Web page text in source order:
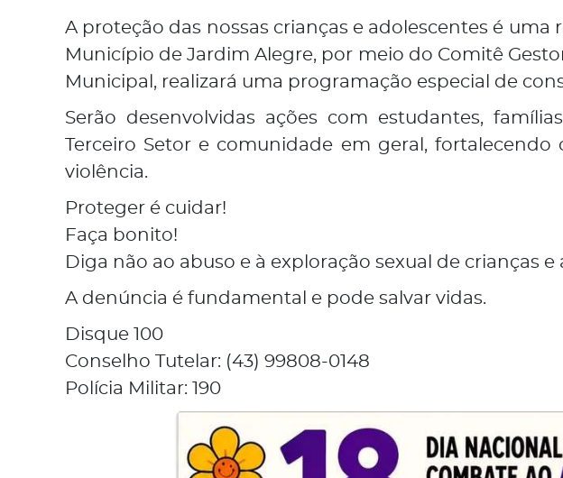
A proteção das nossas crianças e adolescentes é
Município de Jardim Alegre, por meio do Comitê
Municipal, realizará uma programação especial de
Serão desenvolvidas ações com estudantes,
Terceiro Setor e comunidade em geral,
violência.
Proteger é cuidar!
Faça bonito!
Diga não ao abuso e à exploração sexual de crianças e
A denúncia é fundamental e pode salvar vidas.
Disque 100
Conselho Tutelar: (43) 99808-0148
Polícia Militar: 190